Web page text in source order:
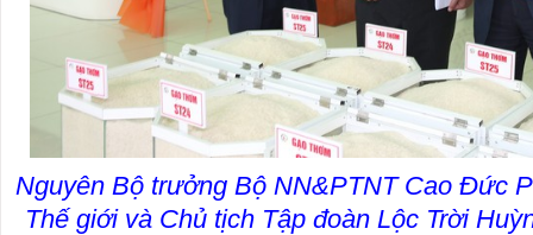
Nguyên Bộ trưởng Bộ NN&PTNT Cao Đức
Thế giới và Chủ tịch Tập đoàn Lộc Trời